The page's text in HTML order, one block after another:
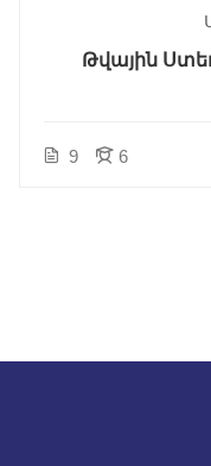
Թվային
9 6